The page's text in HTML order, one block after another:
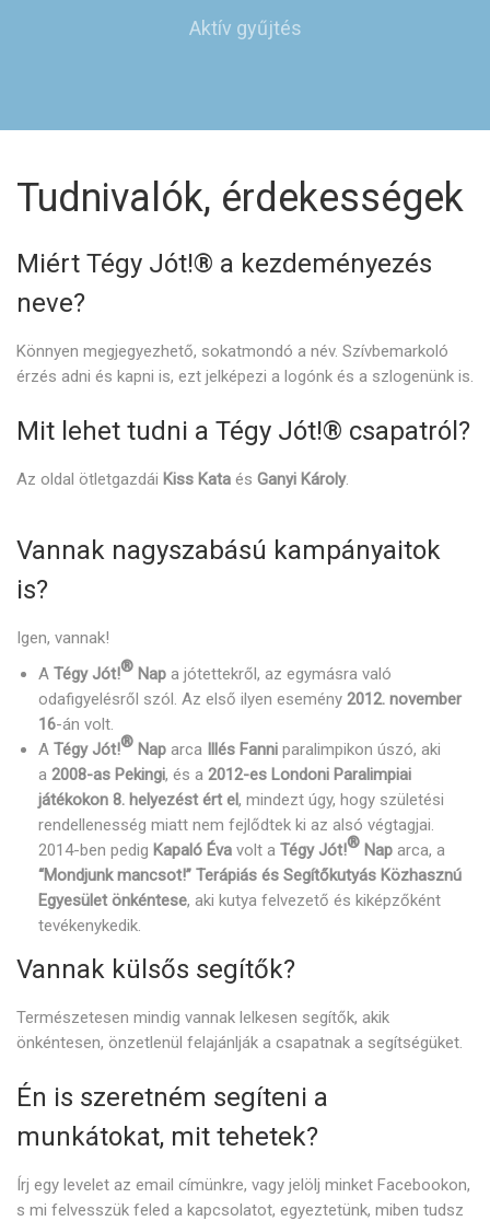
Aktív gyűjtés
Tudnivalók, érdekességek
Miért Tégy Jót!® a kezdeményezés
neve?
Könnyen megjegyezhető, sokatmondó a név. Szívbemarkoló
érzés adni és kapni is, ezt jelképezi a logónk és a szlogenünk is.
Mit lehet tudni a Tégy Jót!® csapatról?
Az oldal ötletgazdái Kiss Kata és Ganyi Károly.
Vannak nagyszabású kampányaitok
is?
Igen, vannak!
A Tégy Jót!® Nap a jótettekről, az egymásra való
odafigyelésről szól. Az első ilyen esemény 2012. november
16-án volt.
A Tégy Jót!® Nap arca Illés Fanni paralimpikon úszó, aki
a 2008-as Pekingi, és a 2012-es Londoni Paralimpiai
játékokon 8. helyezést ért el, mindezt úgy, hogy születési
rendellenesség miatt nem fejlődtek ki az alsó végtagjai.
2014-ben pedig Kapaló Éva volt a Tégy Jót!® Nap arca, a
“Mondjunk mancsot!” Terápiás és Segítőkutyás Közhasznú
Egyesület önkéntese, aki kutya felvezető és kiképzőként
tevékenykedik.
Vannak külsős segítők?
Természetesen mindig vannak lelkesen segítők, akik
önkéntesen, önzetlenül felajánlják a csapatnak a segítségüket.
Én is szeretném segíteni a
munkátokat, mit tehetek?
Írj egy levelet az email címünkre, vagy jelölj minket Facebookon,
s mi felvesszük feled a kapcsolatot, egyeztetünk, miben tudsz